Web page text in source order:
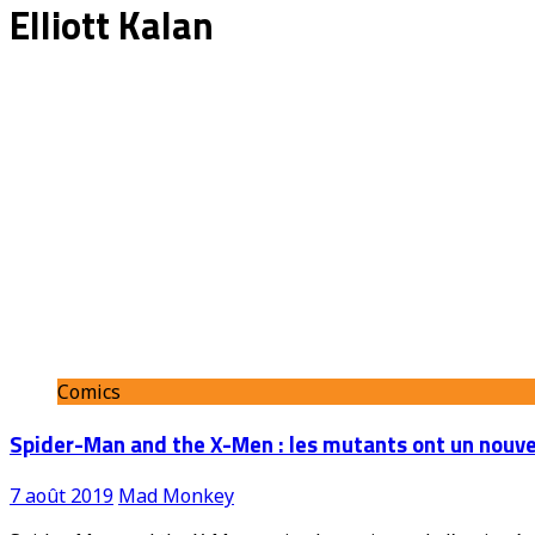
Elliott Kalan
Comics
Spider-Man and the X-Men : les mutants ont un
7 août 2019 Mad Monkey